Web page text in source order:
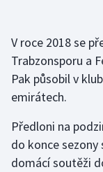
Lyže a
Moderní pětiboj
Olympijské hry
V roce 2018 se
Trabzonsporu a
Pak působil v
emirátech.
Předloni na
do konce sezony
domácí soutěži